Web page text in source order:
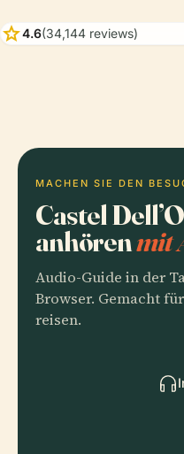
star4.6(34,144 reviews)
MACHEN SIE DEN
Castel
anhörenmit
Audio-Guide in der
Browser. Gemacht
reisen.